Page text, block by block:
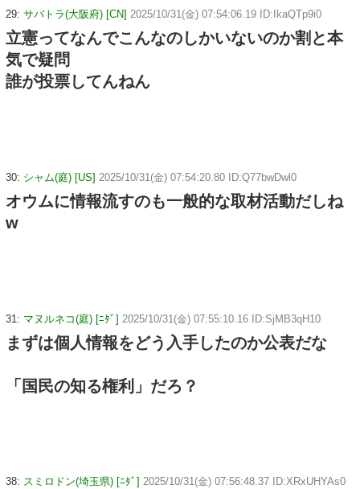
29: サバトラ(大阪府) [CN] 2025/10/31(金) 07:54:06.19 ID:IkaQTp9i0
立憲ってなんでこんなのしかいないのか割と本
気で疑問
誰が投票してんねん
30: シャム(庭) [US] 2025/10/31(金) 07:54:20.80 ID:Q77bwDwl0
オウムに情報流すのも一般的な取材活動だしね
w
31: マヌルネコ(庭) [ﾆﾀﾞ] 2025/10/31(金) 07:55:10.16 ID:SjMB3qH10
まずは個人情報をどう入手したのか公表だな
「国民の知る権利」だろ？
38: スミロドン(埼玉県) [ﾆﾀﾞ] 2025/10/31(金) 07:56:48.37 ID:XRxUHYAs0